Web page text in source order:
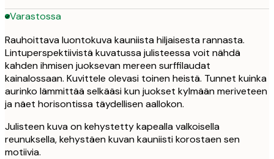
Varastossa
Rauhoittava luontokuva kauniista hiljaisesta rannasta.
Lintuperspektiivistä kuvatussa julisteessa voit nähdä
kahden ihmisen juoksevan mereen surffilaudat
kainalossaan. Kuvittele olevasi toinen heistä. Tunnet kuinka
aurinko lämmittää selkääsi kun juokset kylmään meriveteen
ja näet horisontissa täydellisen aallokon.
Julisteen kuva on kehystetty kapealla valkoisella
reunuksella, kehystäen kuvan kauniisti korostaen sen
motiivia.